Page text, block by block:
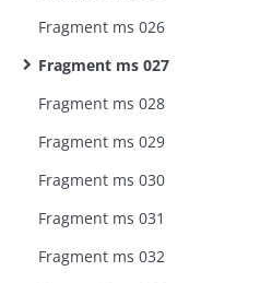
Fragment ms 026
Fragment ms 027
Fragment ms 028
Fragment ms 029
Fragment ms 030
Fragment ms 031
Fragment ms 032